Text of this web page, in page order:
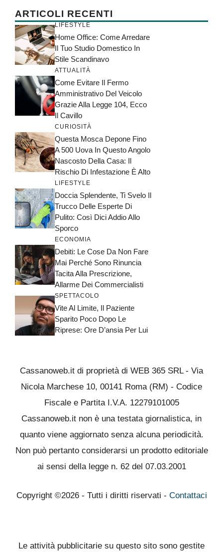
ARTICOLI RECENTI
LIFESTYLE
Home Office: Come Arredare
Il Tuo Studio Domestico In
Stile Scandinavo
ATTUALITÀ
Come Evitare Il Fermo
Amministrativo Del Veicolo
Grazie Alla Legge 104, Ecco
Il Cavillo
CURIOSITÀ
Questa Mosca Depone Fino
A 500 Uova In Questo Angolo
Nascosto Della Casa: Il
Rischio Di Infestazione È Alto
LIFESTYLE
Doccia Splendente, Ti Svelo Il
Trucco Delle Esperte Di
Pulito: Così Dici Addio Allo
Sporco
ECONOMIA
Debiti: Le Cose Da Non Fare
Mai Perché Sono Rinuncia
Tacita Alla Prescrizione,
Allarme Dei Commercialisti
SPETTACOLO
Vite Al Limite, Il Paziente
Sparito Poco Dopo Le
Riprese: Ore D’ansia Per Lui
Cassanoweb.it di proprietà di WEB 365 SRL - Via
Nicola Marchese 10, 00141 Roma (RM) - Codice
Fiscale e Partita I.V.A. 12279101005
Cassanoweb.it non è una testata giornalistica, in
quanto viene aggiornato senza alcuna periodicità.
Non può pertanto considerarsi un prodotto editoriale
ai sensi della legge n. 62 del 07.03.2001
Copyright ©2026 - Tutti i diritti riservati - Contattaci
Le attività pubblicitarie su questo sito sono gestite